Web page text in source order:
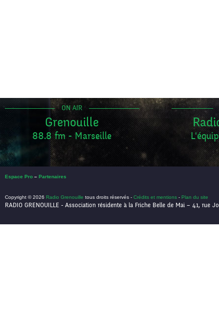
ON AIR
Grenouille
88.8 fm - Marseille
Espace Pro – Partenaires
Copyright © 2026 Radio Grenouille tous droits réservés - Crédits et mentions - Plan du site
RADIO GRENOUILLE - Association résidente à la Friche Belle de Mai – 41, rue